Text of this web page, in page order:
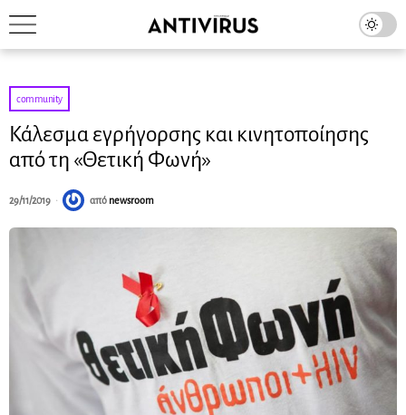
community
Κάλεσμα εγρήγορσης και κινητοποίησης
από τη «Θετική Φωνή»
29/11/2019 από newsroom